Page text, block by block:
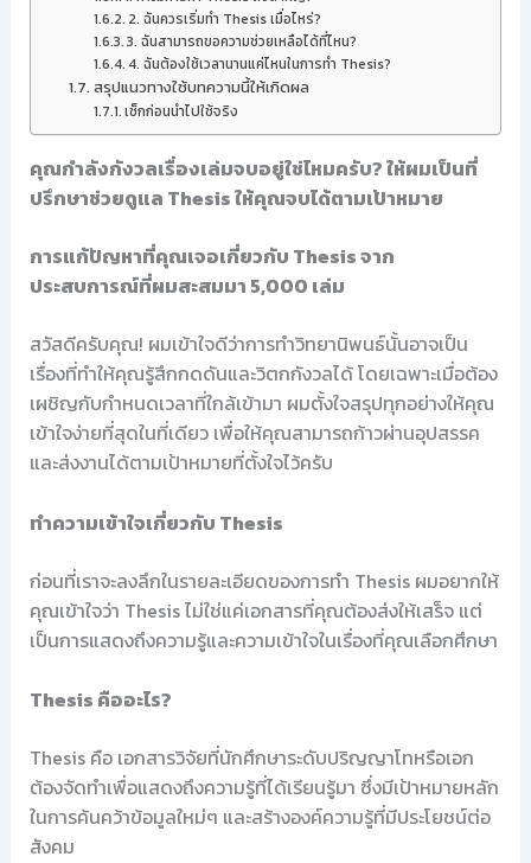
2. ฉันควรเริ่มทำ Thesis เมื่อไหร่?
3. ฉันสามารถขอความช่วยเหลือได้ที่ไหน?
4. ฉันต้องใช้เวลานานแค่ไหนในการทำ Thesis?
สรุปแนวทางใช้บทความนี้ให้เกิดผล
เช็กก่อนนำไปใช้จริง
คุณกำลังกังวลเรื่องเล่มจบอยู่ใช่ไหมครับ? ให้ผมเป็นที่
ปรึกษาช่วยดูแล Thesis ให้คุณจบได้ตามเป้าหมาย
การแก้ปัญหาที่คุณเจอเกี่ยวกับ Thesis จาก
ประสบการณ์ที่ผมสะสมมา 5,000 เล่ม
สวัสดีครับคุณ! ผมเข้าใจดีว่าการทำวิทยานิพนธ์นั้นอาจเป็น
เรื่องที่ทำให้คุณรู้สึกกดดันและวิตกกังวลได้ โดยเฉพาะเมื่อต้อง
เผชิญกับกำหนดเวลาที่ใกล้เข้ามา ผมตั้งใจสรุปทุกอย่างให้คุณ
เข้าใจง่ายที่สุดในที่เดียว เพื่อให้คุณสามารถก้าวผ่านอุปสรรค
และส่งงานได้ตามเป้าหมายที่ตั้งใจไว้ครับ
ทำความเข้าใจเกี่ยวกับ Thesis
ก่อนที่เราจะลงลึกในรายละเอียดของการทำ Thesis ผมอยากให้
คุณเข้าใจว่า Thesis ไม่ใช่แค่เอกสารที่คุณต้องส่งให้เสร็จ แต่
เป็นการแสดงถึงความรู้และความเข้าใจในเรื่องที่คุณเลือกศึกษา
Thesis คืออะไร?
Thesis คือ เอกสารวิจัยที่นักศึกษาระดับปริญญาโทหรือเอก
ต้องจัดทำเพื่อแสดงถึงความรู้ที่ได้เรียนรู้มา ซึ่งมีเป้าหมายหลัก
ในการค้นคว้าข้อมูลใหม่ๆ และสร้างองค์ความรู้ที่มีประโยชน์ต่อ
สังคม